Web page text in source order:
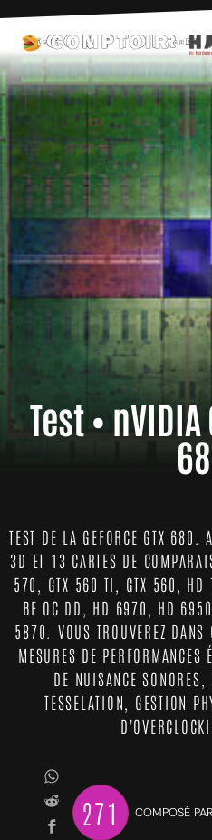
Test • nVIDIA
TEST DE LA GEFORCE GTX 680.
3D ET 13 CARTES DE
570, GTX 560 TI, GTX 560,
BE OC DD, HD 6970, HD
5870. VOUS TROUVEREZ DANS
MESURES DE PERFORMANCES
DE NUISANCE SONORES,
TESSELATION, GESTION
271 COMPOSÉ PAR